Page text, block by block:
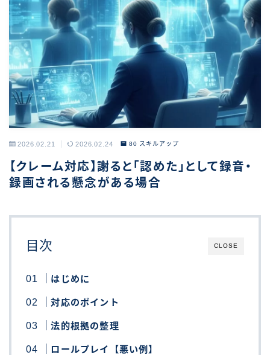
2026.02.21 2026.02.24 80 スキルアップ
【クレーム対応】謝ると「認めた」として録音・
録画される懸念がある場合
CLOSE
目次
はじめに
対応のポイント
法的根拠の整理
ロールプレイ【悪い例】